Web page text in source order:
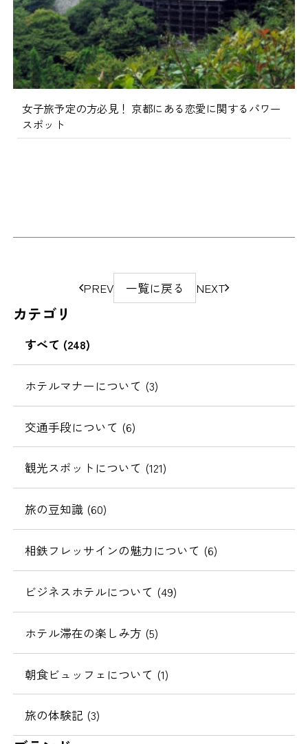
女子旅予定の方必見！ 京都にある恋愛に関するパワー
スポット
ジ
動
PREV 一覧に戻る NEXT
カテゴリ
すべて (248)
ホテルマナーについて (3)
交通手段について (6)
観光スポットについて (121)
旅の豆知識 (60)
相鉄フレッサインの魅力について (6)
ビジネスホテルについて (49)
ホテル滞在の楽しみ方 (5)
朝食ビュッフェについて (1)
旅の体験記 (3)